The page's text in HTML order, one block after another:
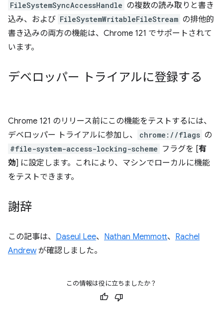
FileSystemSyncAccessHandle の複数の読み取りと書き
込み、および FileSystemWritableFileStream の排他的
書き込みの両方の機能は、Chrome 121 でサポートされて
います。
デベロッパー トライアルに登録する
Chrome 121 のリリース前にこの機能をテストするには、
デベロッパー トライアルに参加し、
chrome://flags の
#file-system-access-locking-scheme フラグを [有
効] に設定します。これにより、マシンでローカルに機能
をテストできます。
謝辞
この記事は、 Daseul Lee、 Nathan Memmott、 Rachel
Andrewが確認しました。
この情報は役に立ちましたか？